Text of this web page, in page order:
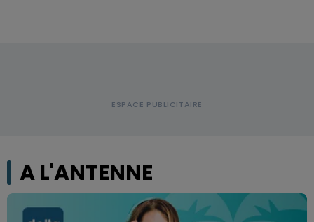
A L'ANTENNE